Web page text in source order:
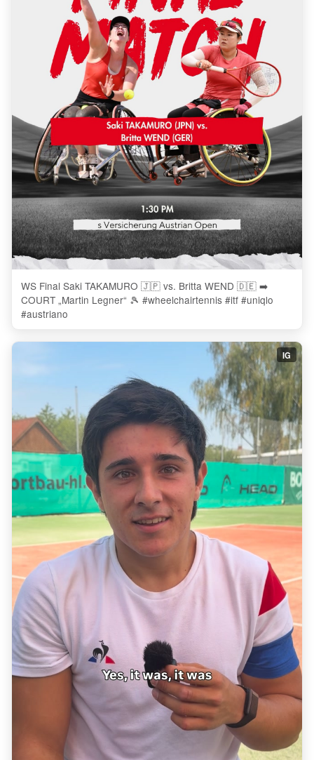
WS Final Saki TAKAMURO 🇯🇵 vs. Britta WEND 🇩🇪 ➡️
COURT „Martin Legner“ 🎾 #wheelchairtennis #itf #uniqlo
#austriano
IG